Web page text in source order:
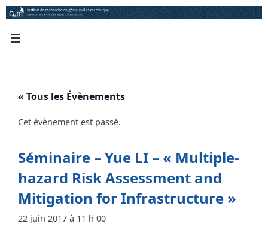
Passer
au
« Tous les Évènements
Cet évènement est passé.
Séminaire – Yue LI – « Multiple-
hazard Risk Assessment and
Mitigation for Infrastructure »
22 juin 2017 à 11 h 00